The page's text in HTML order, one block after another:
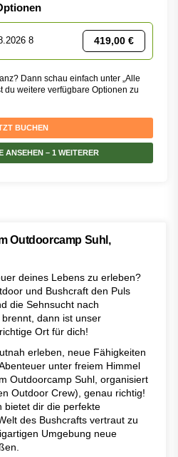
8 419,00 €
Dann schau einfach unter „Alle
du weitere verfügbare Optionen zu
BUCHEN
ANSEHEN – 1 WEITERER
Outdoorcamp Suhl,
deines Lebens zu erleben?
und Bushcraft den Puls
die Sehnsucht nach
dann ist unser
Ort für dich!
erleben, neue Fähigkeiten
unter freiem Himmel
Outdoorcamp Suhl, organisiert
Outdoor Crew), genau richtig!
bietet dir die perfekte
des Bushcrafts vertraut zu
Umgebung neue